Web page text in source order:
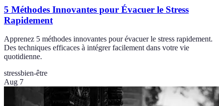
5 Méthodes Innovantes pour Évacuer le Stress
Rapidement
Apprenez 5 méthodes innovantes pour évacuer le stress rapidement.
Des techniques efficaces à intégrer facilement dans votre vie
quotidienne.
stressbien-être
Aug 7